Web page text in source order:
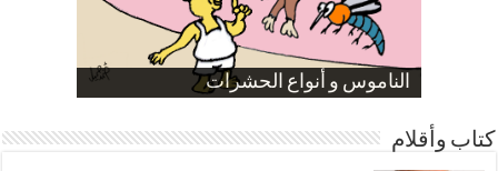
الناموس و أنواع الحشرات
الموظفين بعد ارتفاع الأسعار
ارتفاع نسبة الطلاق في مصر
صورة كاركاتيرية
صورة كاركاتيرية
كتاب وأقلام